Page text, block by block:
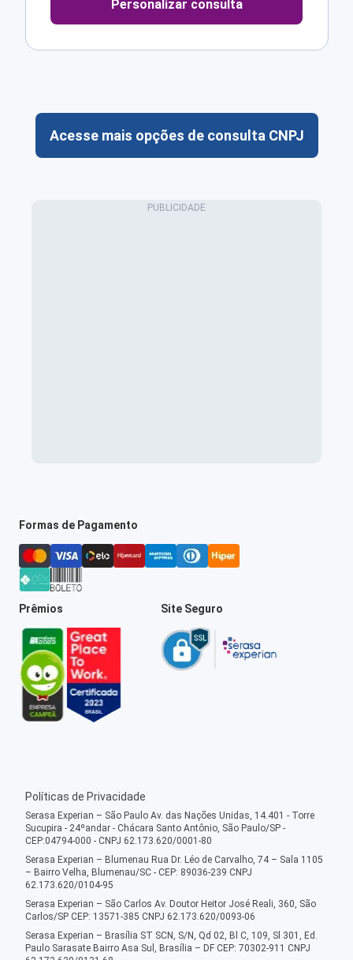
Personalizar consulta
Acesse mais opções de consulta CNPJ
Formas de Pagamento
Prêmios Site Seguro
Políticas de Privacidade
Serasa Experian – São Paulo Av. das Nações Unidas, 14.401 - Torre
Sucupira - 24ºandar - Chácara Santo Antônio, São Paulo/SP -
CEP:04794-000 - CNPJ 62.173.620/0001-80
Serasa Experian – Blumenau Rua Dr. Léo de Carvalho, 74 – Sala 1105
– Bairro Velha, Blumenau/SC - CEP: 89036-239 CNPJ
62.173.620/0104-95
Serasa Experian – São Carlos Av. Doutor Heitor José Reali, 360, São
Carlos/SP CEP: 13571-385 CNPJ 62.173.620/0093-06
Serasa Experian – Brasília ST SCN, S/N, Qd 02, Bl C, 109, Sl 301, Ed.
Paulo Sarasate Bairro Asa Sul, Brasília – DF CEP: 70302-911 CNPJ